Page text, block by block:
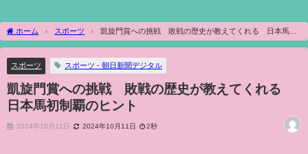
ホーム スポーツ
凱旋門賞への挑戦 敗戦の歴史が教えてくれる 日本馬初
制覇のヒント
スポーツ スポーツ - 朝日新聞デジタル
凱旋門賞への挑戦 敗戦の歴史が教えてくれる
日本馬初制覇のヒント
2024年10月11日 2024年10月11日 2秒